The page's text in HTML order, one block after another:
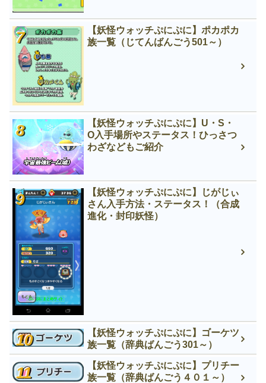
【妖怪ウォッチぷにぷに】ポカポカ
族一覧（じてんばんごう501～）
【妖怪ウォッチぷにぷに】U・S・
O入手場所やステータス！ひっさつ
わざなどもご紹介
【妖怪ウォッチぷにぷに】じがじぃ
さん入手方法・ステータス！（合成
進化・封印妖怪）
【妖怪ウォッチぷにぷに】ゴーケツ
族一覧（辞典ばんごう301～）
【妖怪ウォッチぷにぷに】プリチー
族一覧（辞典ばんごう４０１～）